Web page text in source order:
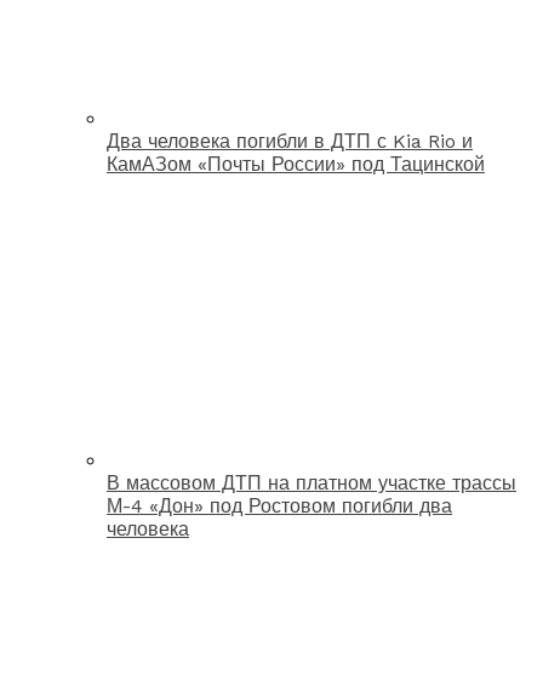
Два человека погибли в ДТП с Kia Rio и
КамАЗом «Почты России» под Тацинской
В массовом ДТП на платном участке трассы
М-4 «Дон» под Ростовом погибли два
человека